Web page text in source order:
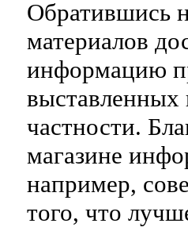
Обратившись
материалов
информацию
выставленных
частности.
магазине
например,
того, что